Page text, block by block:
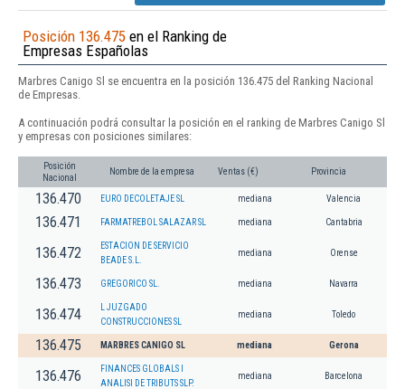
Posición 136.475 en el Ranking de
Empresas Españolas
Marbres Canigo Sl se encuentra en la posición 136.475 del Ranking Nacional
de Empresas.
A continuación podrá consultar la posición en el ranking de Marbres Canigo Sl
y empresas con posiciones similares:
Posición
Nacional
Nombre de la empresa Ventas (€) Provincia
136.470 EURO DECOLETAJE SL mediana Valencia
136.471 FARMATREBOL SALAZAR SL mediana Cantabria
136.472
ESTACION DE SERVICIO
BEADE S.L.
mediana Orense
136.473 GREGORICO SL. mediana Navarra
136.474
L JUZGADO
CONSTRUCCIONES SL
mediana Toledo
136.475 MARBRES CANIGO SL mediana Gerona
136.476
FINANCES GLOBALS I
ANALISI DE TRIBUTS SLP.
mediana Barcelona